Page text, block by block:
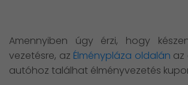
Amennyiben úgy érzi, hogy
vezetésre, az Élménypláza oldalán az
autóhoz találhat élményvezetés